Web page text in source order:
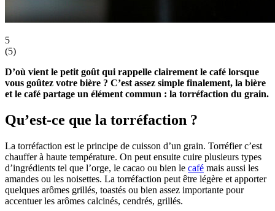
5
(5)
D’où vient le petit goût qui rappelle clairement le café lorsque
vous goûtez votre bière ? C’est assez simple finalement, la bière
et le café partage un élément commun : la torréfaction du grain.
Qu’est-ce que la torréfaction ?
La torréfaction est le principe de cuisson d’un grain. Torréfier c’est
chauffer à haute température. On peut ensuite cuire plusieurs types
d’ingrédients tel que l’orge, le cacao ou bien le café mais aussi les
amandes ou les noisettes. La torréfaction peut être légère et apporter
quelques arômes grillés, toastés ou bien assez importante pour
accentuer les arômes calcinés, cendrés, grillés.